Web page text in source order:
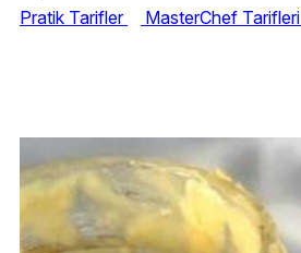
Pratik Tarifler MasterChef Tarifleri